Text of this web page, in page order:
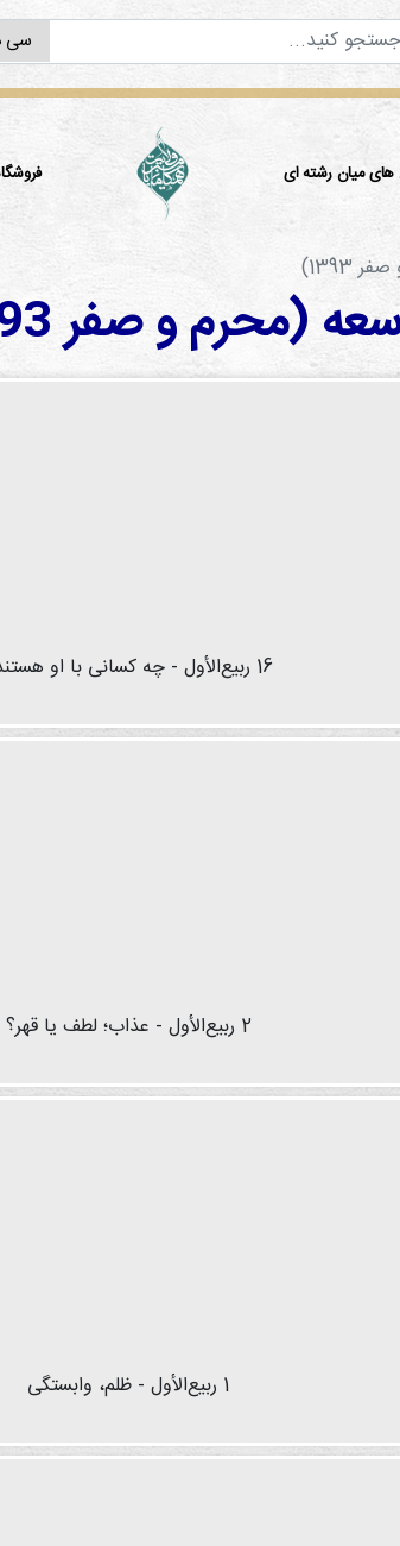
میان رشته ای
و صفر 1393)
16 ربیع‌الأول - چه کسانی با او هستند؟
2 ربیع‌الأول - عذاب؛ لطف یا قهر؟
1 ربیع‌الأول - ظلم، وابستگی